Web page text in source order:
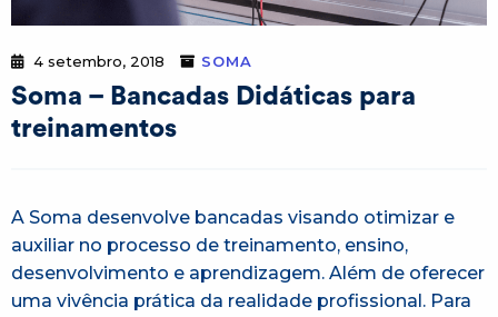
4 setembro, 2018 SOMA
Soma – Bancadas Didáticas para
treinamentos
A Soma desenvolve bancadas visando otimizar e
auxiliar no processo de treinamento, ensino,
desenvolvimento e aprendizagem. Além de oferecer
uma vivência prática da realidade profissional. Para